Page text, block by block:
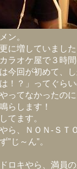
ン。
に増していまし
ラオケ屋で３時間
今回が初めて、
！？」ってぐらい
ってなかったのに
らします！
てます。
ら、ＮＯＮ-ＳＴ
”じ～ん”。
ロキやら、満員